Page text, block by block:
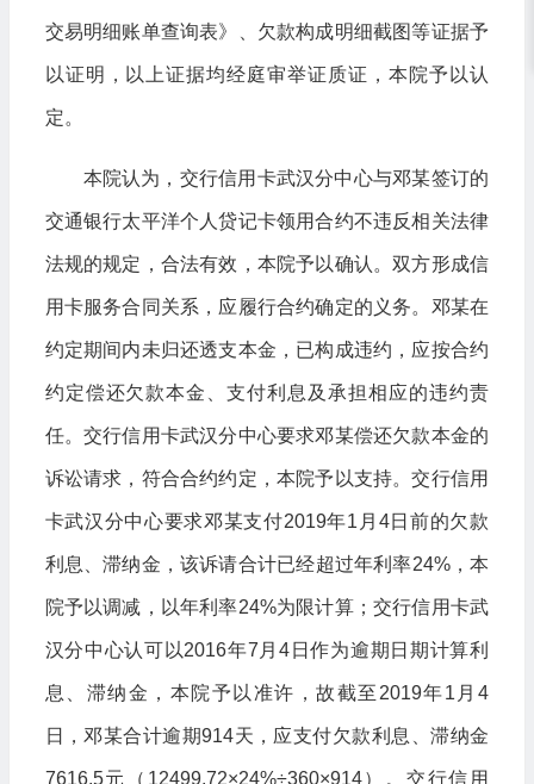
交易明细账单查询表》、欠款构成明细截图等证据予
以证明，以上证据均经庭审举证质证，本院予以认
定。
本院认为，交行信用卡武汉分中心与邓某签订的
交通银行太平洋个人贷记卡领用合约不违反相关法律
法规的规定，合法有效，本院予以确认。双方形成信
用卡服务合同关系，应履行合约确定的义务。邓某在
约定期间内未归还透支本金，已构成违约，应按合约
约定偿还欠款本金、支付利息及承担相应的违约责
任。交行信用卡武汉分中心要求邓某偿还欠款本金的
诉讼请求，符合合约约定，本院予以支持。交行信用
卡武汉分中心要求邓某支付2019年1月4日前的欠款
利息、滞纳金，该诉请合计已经超过年利率24%，本
院予以调减，以年利率24%为限计算；交行信用卡武
汉分中心认可以2016年7月4日作为逾期日期计算利
息、滞纳金，本院予以准许，故截至2019年1月4
日，邓某合计逾期914天，应支付欠款利息、滞纳金
7616.5元（12499.72×24%÷360×914）。交行信用